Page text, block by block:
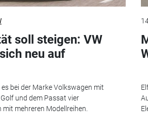
soll steigen: VW
neu auf
bei der Marke Volkswagen mit
und dem Passat vier
mit mehreren Modellreihen.